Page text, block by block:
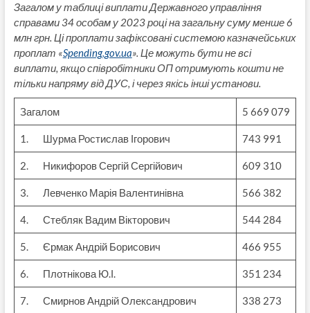
Загалом у таблиці виплати Державного управління
справами 34 особам у 2023 році на загальну суму менше 6
млн грн. Ці проплати зафіксовані системою казначейських
проплат «Spending.gov.ua». Це можуть бути не всі
виплати, якщо співробітники ОП отримують кошти не
тільки напряму від ДУС, і через якісь інші установи.
Загалом 5 669 079
1. Шурма Ростислав Ігорович 743 991
2. Никифоров Сергій Сергійович 609 310
3. Левченко Марія Валентинівна 566 382
4. Стебляк Вадим Вікторович 544 284
5. Єрмак Андрій Борисович 466 955
6. Плотнікова Ю.І. 351 234
7. Смирнов Андрій Олександрович 338 273